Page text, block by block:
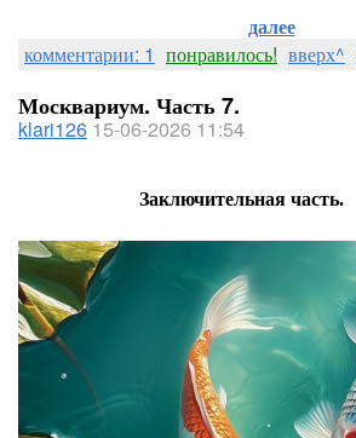
далее
комментарии: 1 понравилось! вверх^
Москвариум. Часть 7.
klari126 15-06-2026 11:54
Заключительная часть.